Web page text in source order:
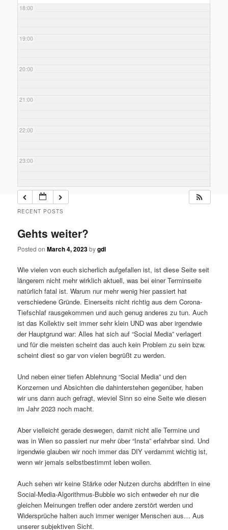
18:00
19:00
20:00
21:00
22:00
23:00
RECENT POSTS
Gehts weiter?
Posted onMarch 4, 2023bygdl
Wie vielen von euch sicherlich aufgefallen ist, ist diese Seite seit
längerem nicht mehr wirklich aktuell, was bei einer Terminseite
natürlich fatal ist. Warum nur mehr wenig hier passiert hat
verschiedene Gründe. Einerseits nicht richtig aus dem Corona-
Tiefschlaf rausgekommen und auch genug anderes zu tun. Auch
ist das Kollektiv seit immer sehr klein UND was aber irgendwie
der Hauptgrund war: Alles hat sich auf “Social Media” verlagert
und für die meisten scheint das auch kein Problem zu sein bzw.
scheint diest so gar von vielen begrüßt zu werden.
Und neben einer tiefen Ablehnung “Social Media” und den
Konzernen und Absichten die dahinterstehen gegenüber, haben
wir uns dann auch gefragt, wieviel Sinn so eine Seite wie diesen
im Jahr 2023 noch macht.
Aber vielleicht gerade deswegen, damit nicht alle Termine und
was in Wien so passiert nur mehr über “Insta” erfahrbar sind. Und
irgendwie glauben wir noch immer das DIY verdammt wichtig ist,
wenn wir jemals selbstbestimmt leben wollen.
Auch sehen wir keine Stärke oder Nutzen durchs abdriften in eine
Social-Media-Algorithmus-Bubble wo sich entweder eh nur die
gleichen Meinungen treffen oder andere zerstört werden und
Widersprüche halten auch immer weniger Menschen aus… Aus
unserer subjektiven Sicht.